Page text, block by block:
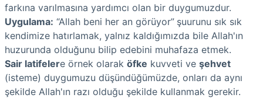
farkına varılmasına yardımcı olan bir duygumuzdur.
Uygulama: “Allah beni her an görüyor” şuurunu sık sık
kendimize hatırlamak, yalnız kaldığımızda bile Allah'ın
huzurunda olduğunu bilip edebini muhafaza etmek.
Sair latifelere örnek olarak öfke kuvveti ve şehvet
(isteme) duygumuzu düşündüğümüzde, onları da aynı
şekilde Allah'ın razı olduğu şekilde kullanmak gerekir.